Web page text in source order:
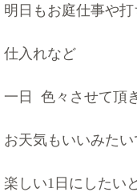
明日もお庭仕事や
仕入れなど
一日  色々させて頂
お天気もいいみた
楽しい1日にしたい